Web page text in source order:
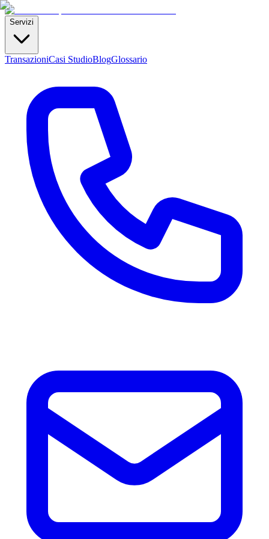
Servizi
TransazioniCasi StudioBlogGlossario